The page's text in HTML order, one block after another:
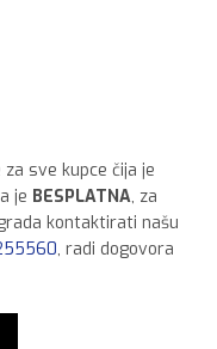
sve kupce čija je
je BESPLATNA, za
kontaktirati našu
, radi dogovora